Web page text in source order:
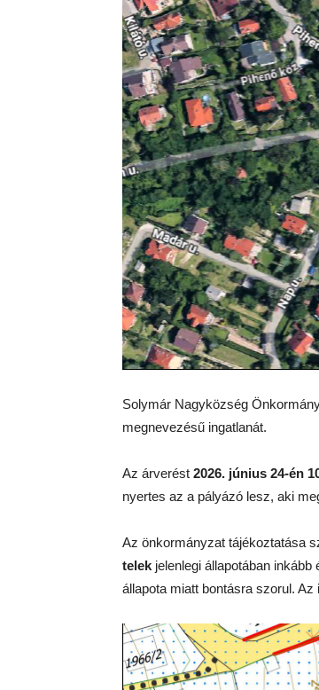
Solymár Nagyközség
megnevezésű ingatlanát.
Az árverést 2026. június 24-én
nyertes az a pályázó lesz, aki
Az önkormányzat tájékoztatása
telek jelenlegi állapotában
állapota miatt bontásra szorul.